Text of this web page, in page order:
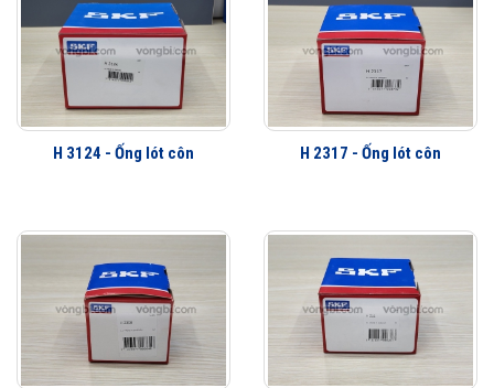
H 3124 - Ống lót côn H 2317 - Ống lót côn